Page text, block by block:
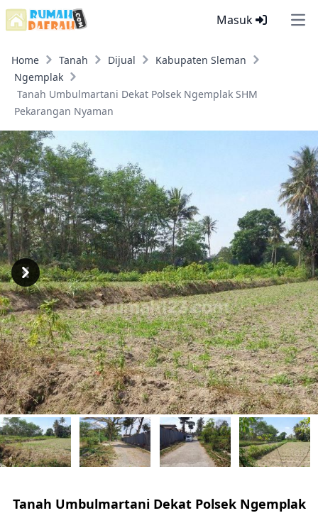
Masuk
Home Tanah Dijual
Kabupaten Sleman
Ngemplak
Tanah Umbulmartani Dekat Polsek Ngemplak SHM
Pekarangan Nyaman
Previous
Next
Tanah Umbulmartani Dekat Polsek Ngemplak